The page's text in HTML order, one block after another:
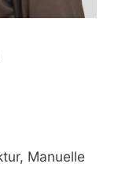
Manuelle